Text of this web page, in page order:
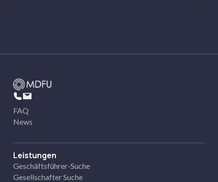
FAQ
News
Leistungen
Geschäftsführer-Suche
Gesellschafter Suche